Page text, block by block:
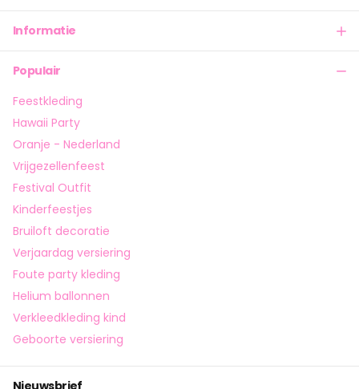
Informatie
Populair
Feestkleding
Hawaii Party
Oranje - Nederland
Vrijgezellenfeest
Festival Outfit
Kinderfeestjes
Bruiloft decoratie
Verjaardag versiering
Foute party kleding
Helium ballonnen
Verkleedkleding kind
Geboorte versiering